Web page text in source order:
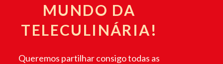
MUNDO DA
TELECULINÁRIA!
Queremos partilhar consigo todas as